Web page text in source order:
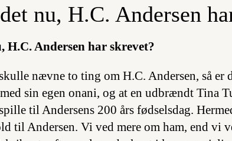
nu, H.C. Andersen
H.C. Andersen har skrevet?
nævne to ting om H.C. Andersen, så er
sin egen onani, og at en udbrændt Tina
til Andersens 200 års fødselsdag.
til Andersen. Vi ved mere om ham, end vi